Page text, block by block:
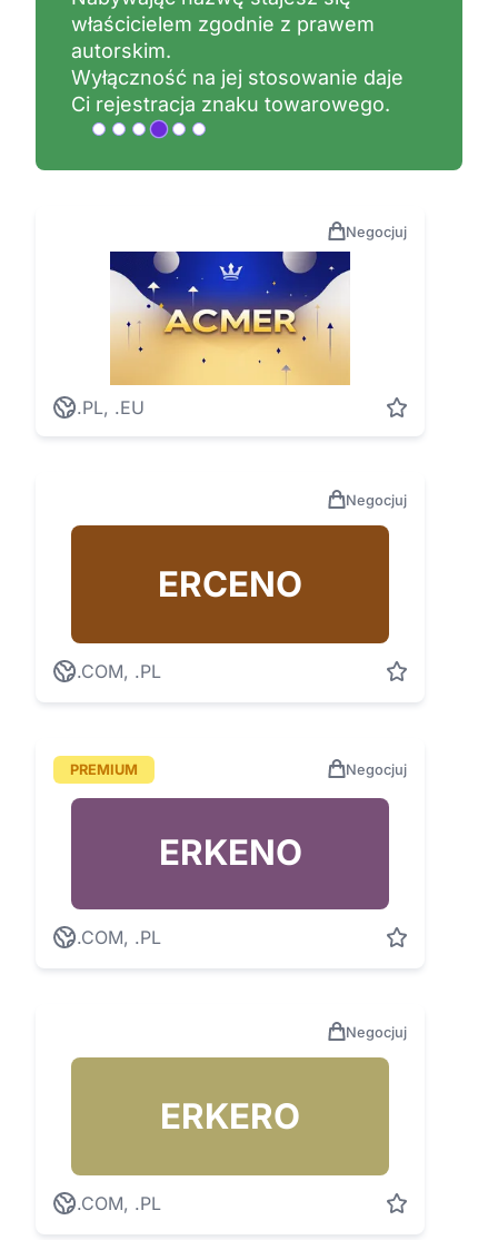
daje Ci prawną wyłączność na jego
używanie.
Wyłączność obejmuje określone
branże tzw. klasy oraz terytorium np.
Polska, UE.
Negocjuj
.PL, .EU
Negocjuj
ERCENO
.COM, .PL
PREMIUM Negocjuj
ERKENO
.COM, .PL
Negocjuj
ERKERO
.COM, .PL